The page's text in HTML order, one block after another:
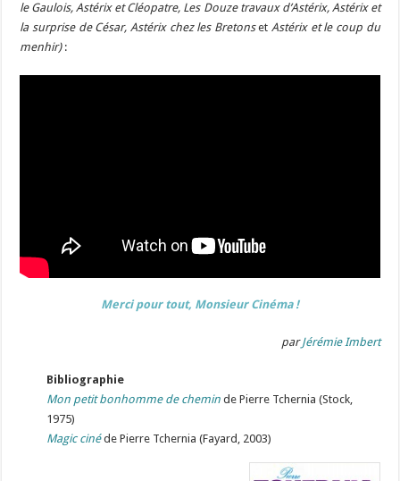
le Gaulois, Astérix et Cléopatre, Les Douze travaux d’Astérix, Astérix et
la surprise de César, Astérix chez les Bretonset Astérix et le coup du
menhir):
Merci pour tout, Monsieur Cinéma !
parJérémie Imbert
Bibliographie
Mon petit bonhomme de chemin de Pierre Tchernia (Stock,
1975)
Magic cinéde Pierre Tchernia (Fayard, 2003)